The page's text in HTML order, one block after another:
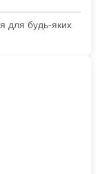
для будь-яких